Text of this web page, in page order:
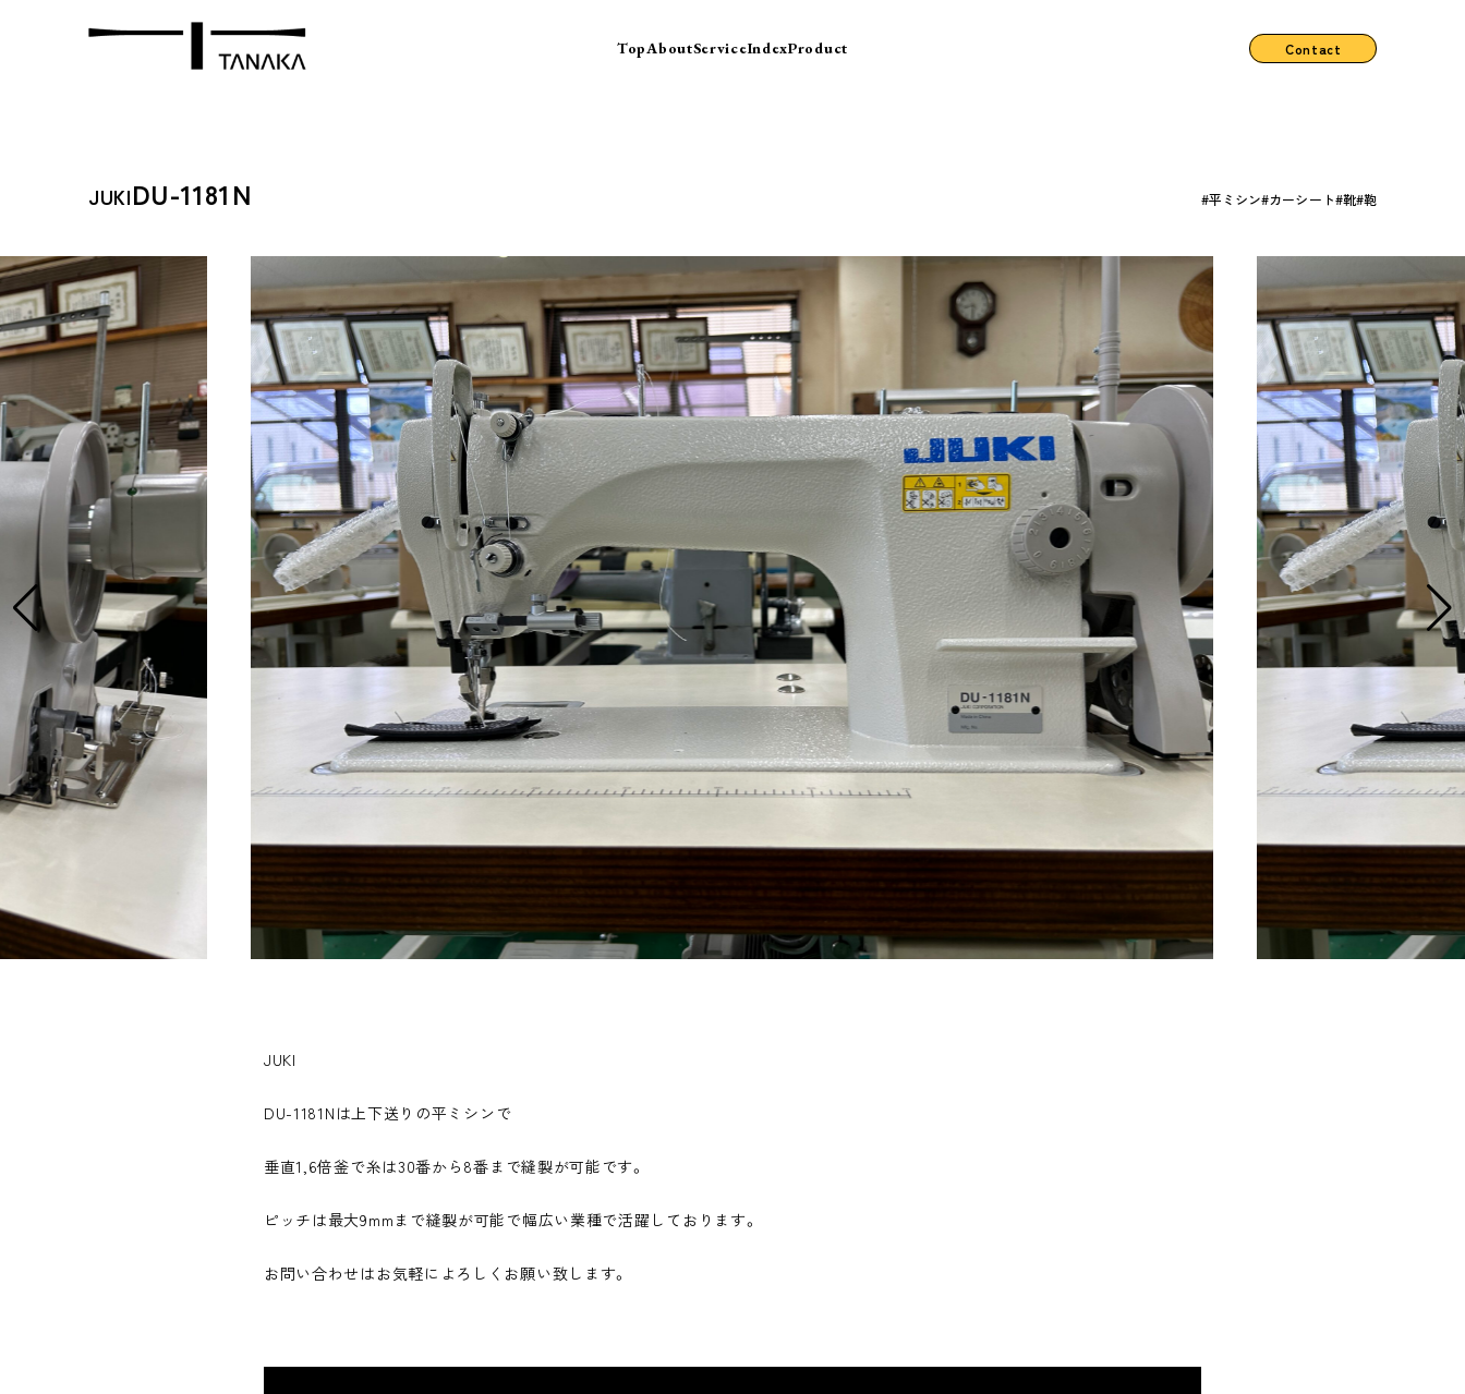
TopAboutServiceIndexProduct Contact
JUKIDU-1181N 平ミシン カーシート 靴 鞄
JUKI
DU-1181Nは上下送りの平ミシンで
垂直1,6倍釜で糸は30番から8番まで縫製が可能です。
ピッチは最大9mmまで縫製が可能で幅広い業種で活躍しております。
お問い合わせはお気軽によろしくお願い致します。